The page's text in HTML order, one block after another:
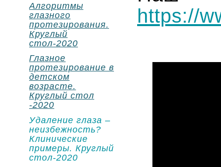
Алгоритмы
глазного
протезирования.
Круглый
стол-2020
Глазное
протезирование в
детском
возрасте.
Круглый стол
-2020
Удаление глаза –
неизбежность?
Клинические
примеры. Круглый
стол-2020
https://